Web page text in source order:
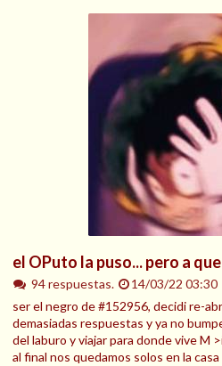
el OPuto la puso... pero a
94 respuestas.
14/03/22 03:30
ser el negro de #152956, decidi re-
demasiadas respuestas y ya no
del laburo y viajar para donde vive M
al final nos quedamos solos en la